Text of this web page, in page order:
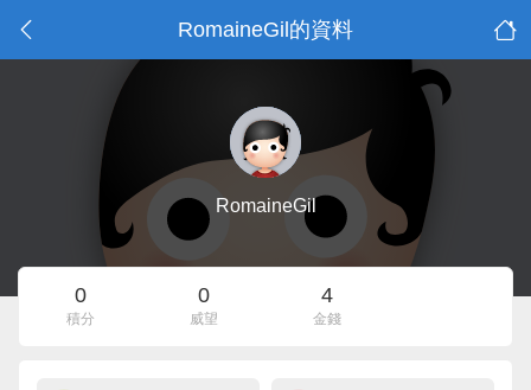
RomaineGil的資料
RomaineGil
0
積分
0
威望
4
金錢